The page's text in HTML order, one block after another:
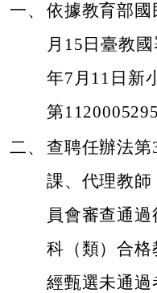
一、 依據教育部
月15日臺教
年7月11日新
第
二、 查聘任辦法
課、代理教
員會審查通
科（類）合格
經甄選未通